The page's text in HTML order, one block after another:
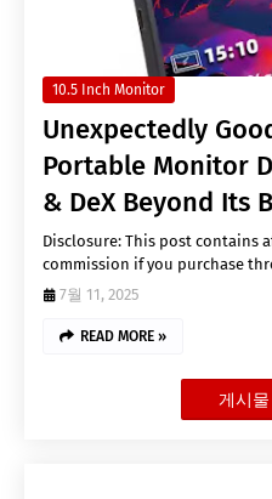
10.5 Inch Monitor
Unexpectedly
Portable Monitor
& DeX Beyond Its
Disclosure: This post contains
commission if you purchase
7월 11, 2025
READ MORE »
게시